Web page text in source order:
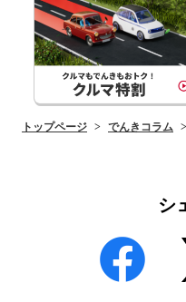
トップページ でんきコラム
シ